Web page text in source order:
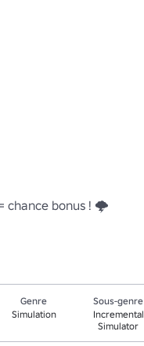
chance bonus ! 🌩️
Genre
Simulation
Sous-genre
Incremental
Simulator